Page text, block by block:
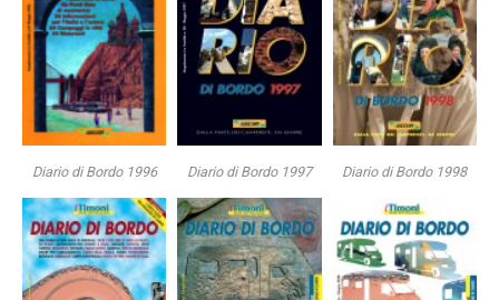
Diario di Bordo 1996 Diario di Bordo 1997 Diario di Bordo 1998